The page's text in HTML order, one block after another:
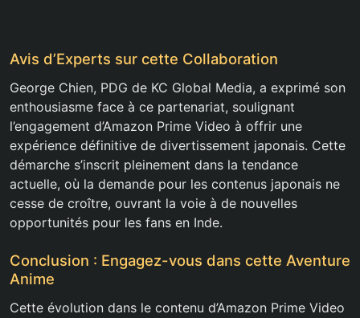
Avis d’Experts sur cette Collaboration
George Chien, PDG de KC Global Media, a exprimé son
enthousiasme face à ce partenariat, soulignant
l’engagement d’Amazon Prime Video à offrir une
expérience définitive de divertissement japonais. Cette
démarche s’inscrit pleinement dans la tendance
actuelle, où la demande pour les contenus japonais ne
cesse de croître, ouvrant la voie à de nouvelles
opportunités pour les fans en Inde.
Conclusion : Engagez-vous dans cette Aventure
Anime
Cette évolution dans le contenu d’Amazon Prime Video